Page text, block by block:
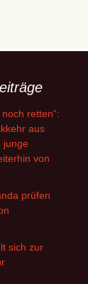
noch retten“:
aus
junge
von
prüfen
sich zur